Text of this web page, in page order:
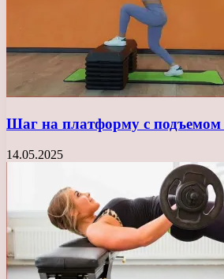
Шаг на платформу с подъемом
14.05.2025